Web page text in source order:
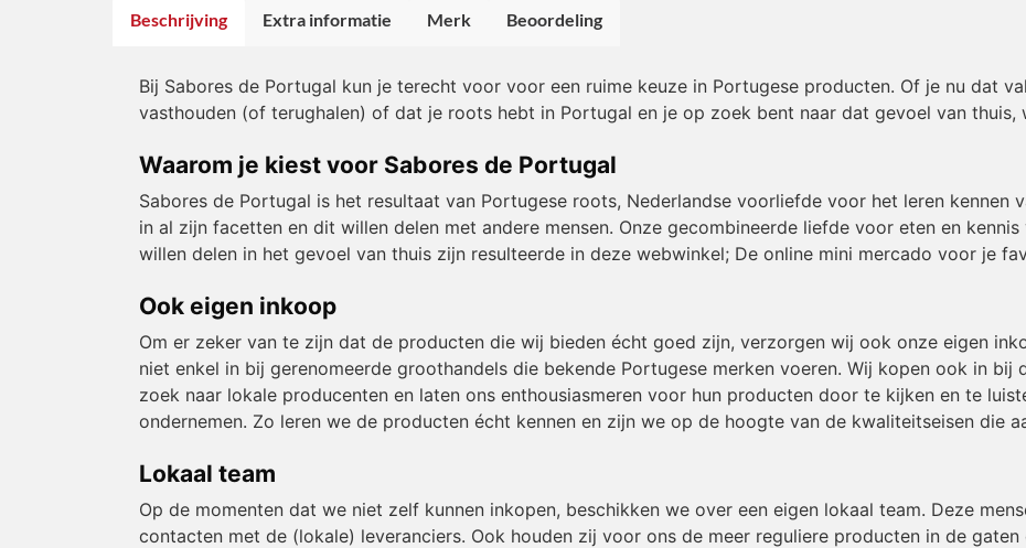
Beschrijving Extra informatie Merk Beoordeling
Bij Sabores de Portugal kun je terecht voor voor een ruime keuze in Portugese producten. Of je nu dat
vasthouden (of terughalen) of dat je roots hebt in Portugal en je op zoek bent naar dat gevoel van thuis,
Waarom je kiest voor Sabores de Portugal
Sabores de Portugal is het resultaat van Portugese roots, Nederlandse voorliefde voor het leren kennen
in al zijn facetten en dit willen delen met andere mensen. Onze gecombineerde liefde voor eten en
willen delen in het gevoel van thuis zijn resulteerde in deze webwinkel; De online mini mercado voor je
Ook eigen inkoop
Om er zeker van te zijn dat de producten die wij bieden écht goed zijn, verzorgen wij ook onze eigen
niet enkel in bij gerenomeerde groothandels die bekende Portugese merken voeren. Wij kopen ook in bij
zoek naar lokale producenten en laten ons enthousiasmeren voor hun producten door te kijken en te
ondernemen. Zo leren we de producten écht kennen en zijn we op de hoogte van de kwaliteitseisen die
Lokaal team
Op de momenten dat we niet zelf kunnen inkopen, beschikken we over een eigen lokaal team. Deze
contacten met de (lokale) leveranciers. Ook houden zij voor ons de meer reguliere producten in de